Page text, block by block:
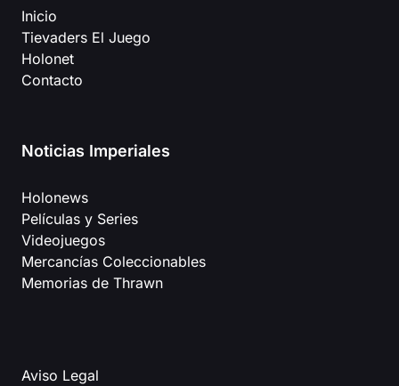
Inicio
Tievaders El Juego
Holonet
Contacto
Noticias Imperiales
Holonews
Películas y Series
Videojuegos
Mercancías Coleccionables
Memorias de Thrawn
Aviso Legal